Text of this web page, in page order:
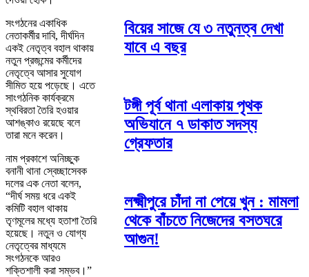
সংগঠনের একাধিক
নেতাকর্মীর দাবি, দীর্ঘদিন
একই নেতৃত্ব বহাল থাকায়
নতুন প্রজন্মের কর্মীদের
নেতৃত্বে আসার সুযোগ
সীমিত হয়ে পড়েছে। এতে
সাংগঠনিক কার্যক্রমে
স্থবিরতা তৈরি হওয়ার
আশঙ্কাও রয়েছে বলে
তারা মনে করেন।
নাম প্রকাশে অনিচ্ছুক
বনানী থানা স্বেচ্ছাসেবক
দলের এক নেতা বলেন,
“দীর্ঘ সময় ধরে একই
কমিটি বহাল থাকায়
তৃণমূলের মধ্যে হতাশা তৈরি
হয়েছে। নতুন ও যোগ্য
নেতৃত্বের মাধ্যমে
সংগঠনকে আরও
শক্তিশালী করা সম্ভব।”
বিয়ের সাজে যে ৩ নতুনত্ব দেখা
যাবে এ বছর
টঙ্গী পূর্ব থানা এলাকায় পৃথক
অভিযানে ৭ ডাকাত সদস্য
গ্রেফতার
লক্ষ্মীপুরে চাঁদা না পেয়ে খুন : মামলা
থেকে বাঁচতে নিজেদের বসতঘরে
আগুন!